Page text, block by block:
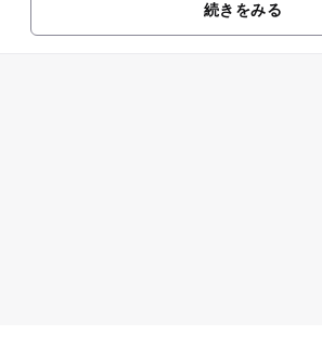
続きをみる